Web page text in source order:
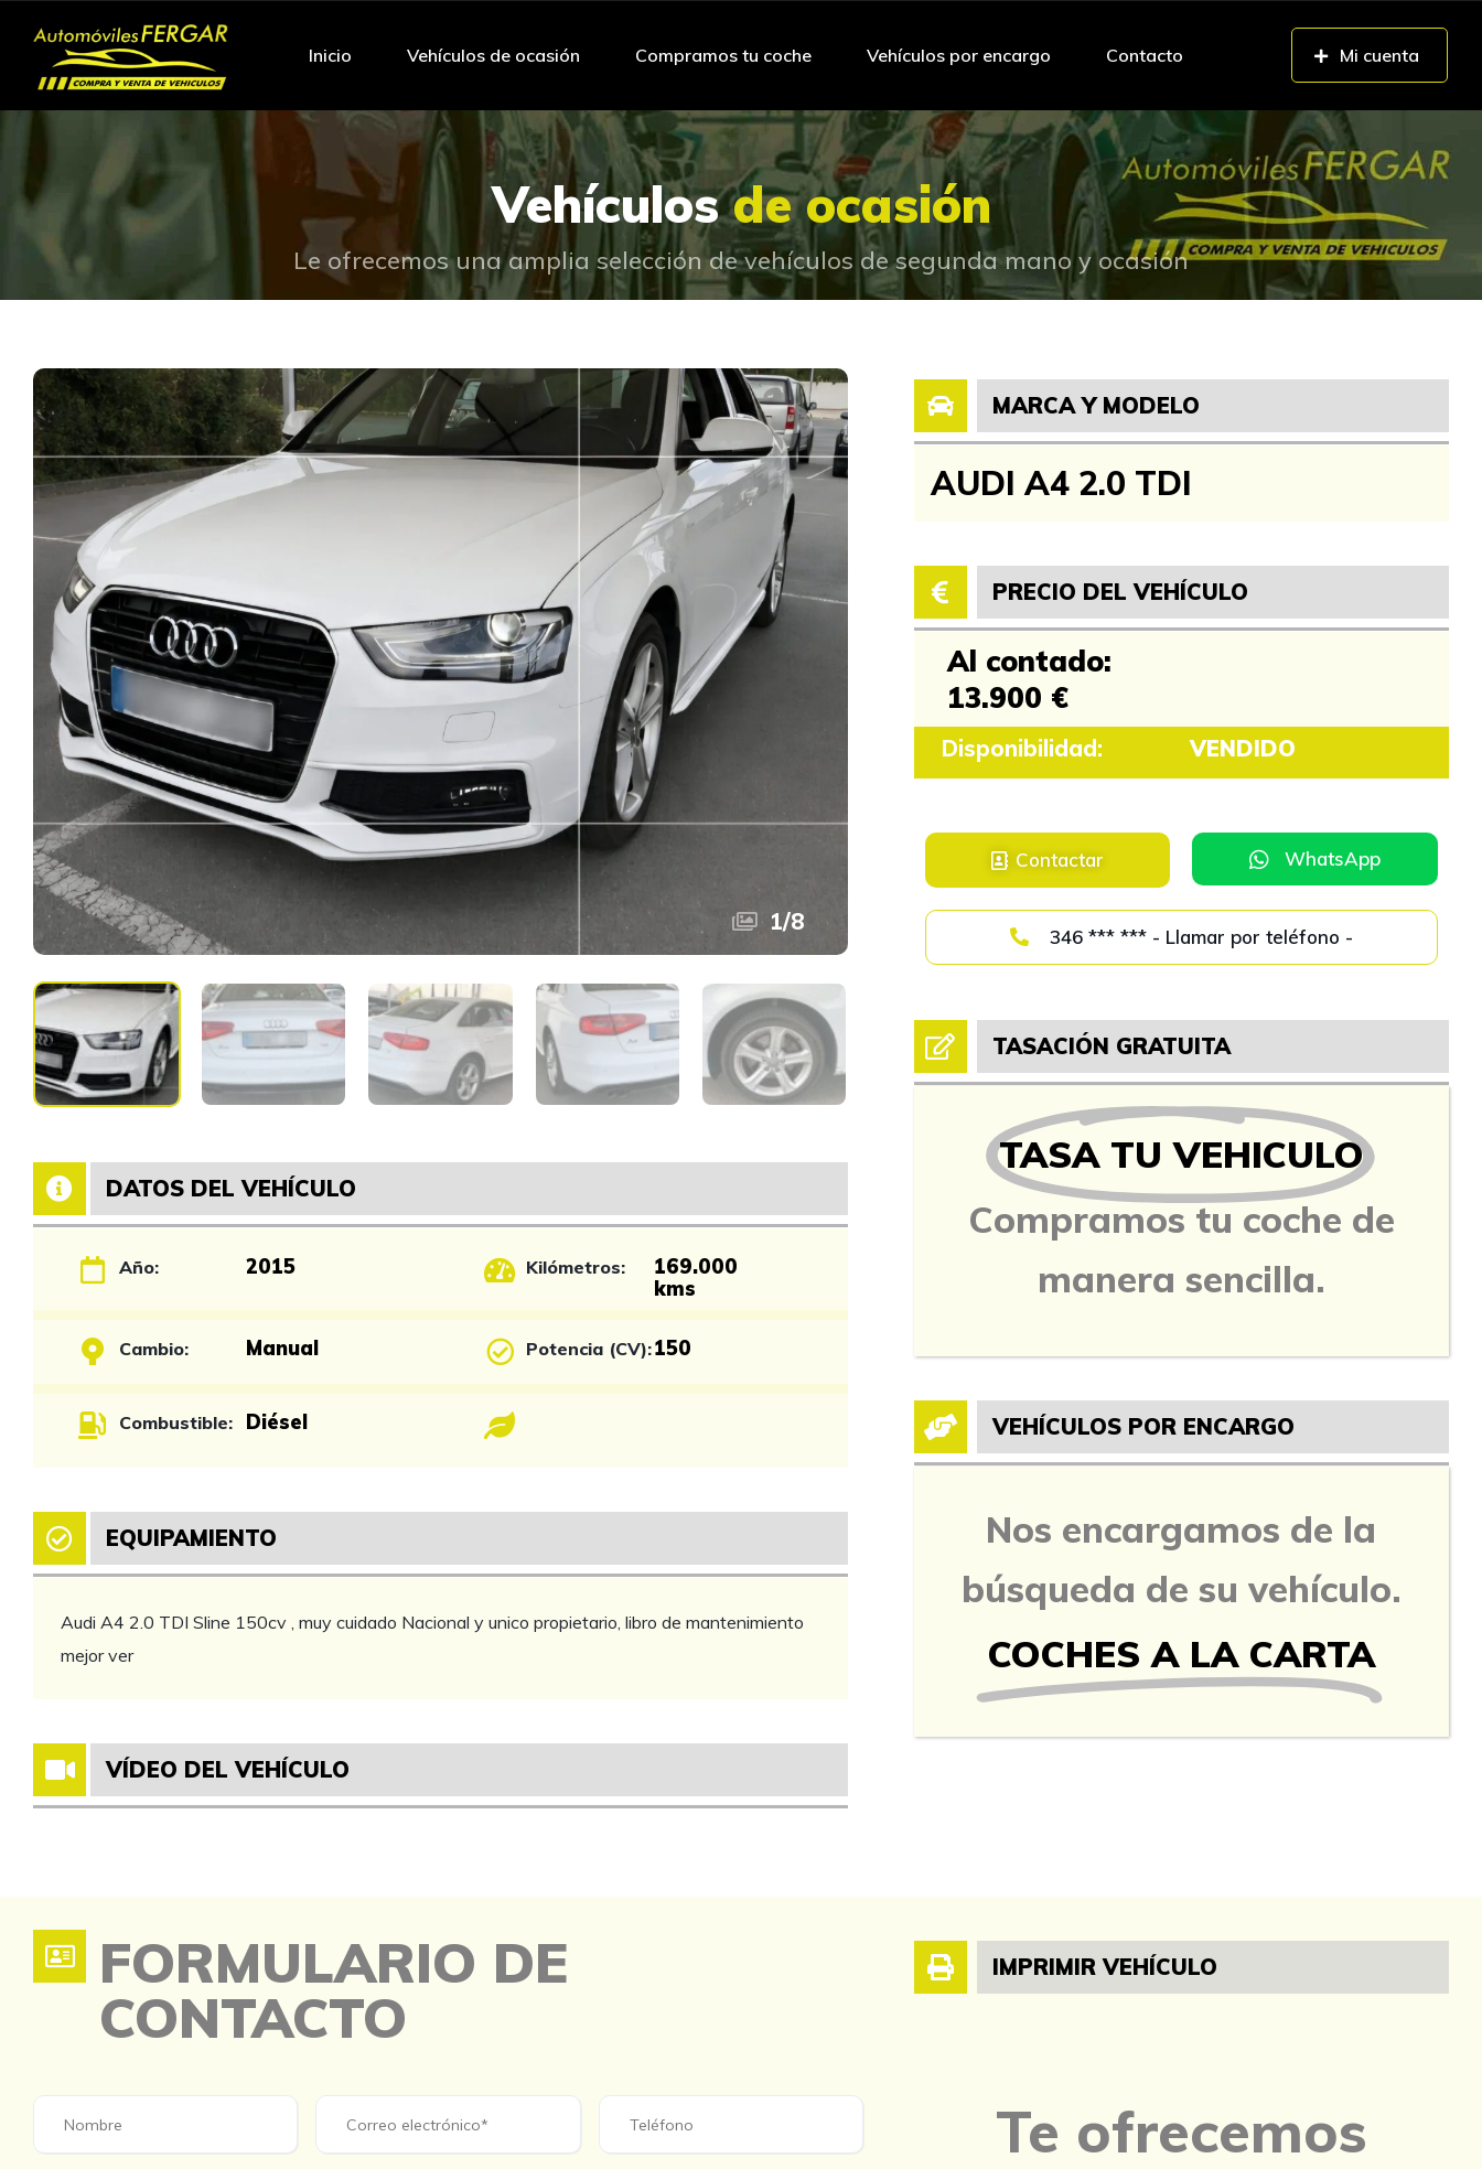
Inicio Vehículos de ocasión Compramos tu coche Vehículos por encargo Contacto Mi cuenta
Vehículosde ocasión
Le ofrecemos una amplia selección de vehículos de segunda mano y ocasión
1/8
DATOS DEL VEHÍCULO
Año: 2015 Kilómetros:
169.000
kms
Cambio: Manual Potencia (CV):150
Combustible: Diésel
EQUIPAMIENTO
Audi A4 2.0 TDI Sline 150cv , muy cuidado Nacional y unico propietario, libro de mantenimiento
mejor ver
VÍDEO DEL VEHÍCULO
MARCA Y MODELO
AUDI A4 2.0 TDI
PRECIO DEL VEHÍCULO
Al contado:
13.900 €
Disponibilidad: VENDIDO
Contactar WhatsApp
346 *** *** - Llamar por teléfono -
TASACIÓN GRATUITA
TASA TU VEHICULO
Compramos tu coche de
manera sencilla.
VEHÍCULOS POR ENCARGO
Nos encargamos de la
búsqueda de su vehículo.
COCHES A LA CARTA
FORMULARIO DE
CONTACTO
IMPRIMIR VEHÍCULO
Te ofrecemos